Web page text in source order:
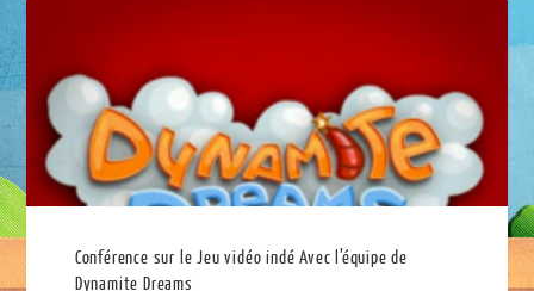
Conférence sur le Jeu vidéo indé Avec l’équipe de
Dynamite Dreams